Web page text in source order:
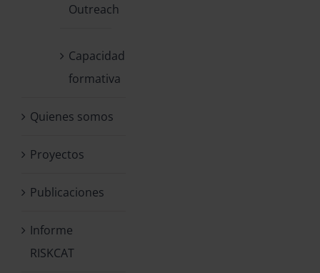
Outreach
Capacidad
formativa
Quienes somos
Proyectos
Publicaciones
Informe
RISKCAT